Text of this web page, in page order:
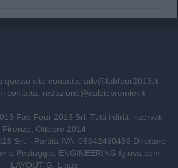
questo sito contatta: adv@fabfour2013.it
contatta: redazione@calciopremier.it
Fab Four 2013 Srl. Tutti i diritti riservati
Firenze, Ottobre 2014
Srl. - Partita IVA: 06342490486 Direttore
Pestuggia. ENGINEERING fgiova.com
LAYOUT G. Ligas